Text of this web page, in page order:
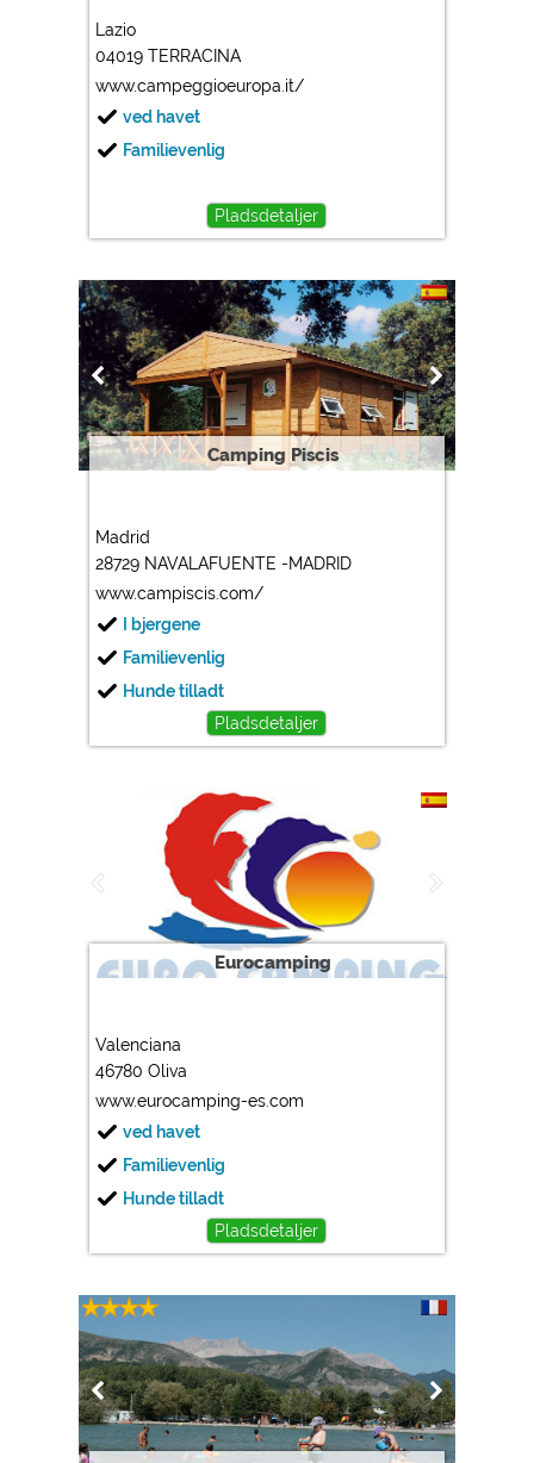
Lazio
04019 TERRACINA
www.campeggioeuropa.it/
ved havet
Familievenlig
Pladsdetaljer
Camping Piscis
Madrid
28729 NAVALAFUENTE -MADRID
www.campiscis.com/
I bjergene
Familievenlig
Hunde tilladt
Pladsdetaljer
Eurocamping
Valenciana
46780 Oliva
www.eurocamping-es.com
ved havet
Familievenlig
Hunde tilladt
Pladsdetaljer
https://policies.google.com/privacy
Google Remarketing
https://policies.google.com/privacy
Cookieindstillingerne kan ændres når som helst i
sidefoden via "COOKIES"!